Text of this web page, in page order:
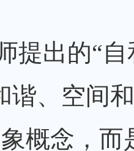
提出的“
谐、空间
概念，而